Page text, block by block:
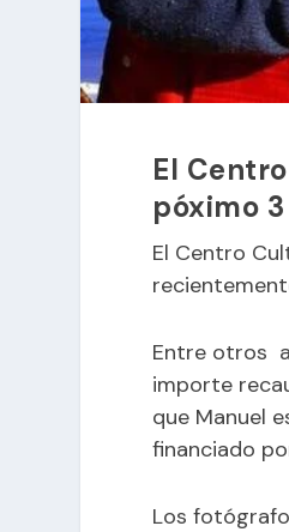
El
póximo
El Centro
Entre otros
importe
que Manuel
financiado
Los